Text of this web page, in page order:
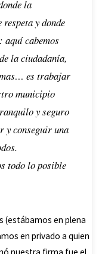
la
y donde
cabemos
la ciudadanía,
es trabajar
municipio
y seguro
y conseguir una
todo lo posible
(estábamos en plena
en privado a quien
nuestra firma fueel